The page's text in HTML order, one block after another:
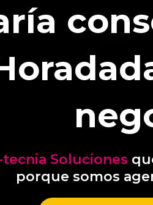
tecnia Soluciones
porque somos